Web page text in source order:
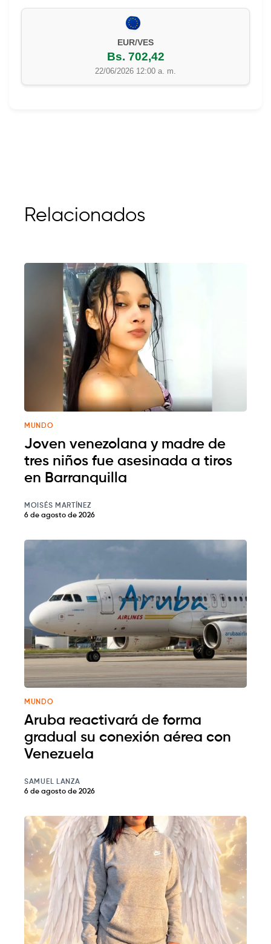
EUR/VES
Bs. 702,42
22/06/2026 12:00 a. m.
Relacionados
MUNDO
Joven venezolana y madre de
tres niños fue asesinada a tiros
en Barranquilla
MOISÉS MARTÍNEZ
6 de agosto de 2026
MUNDO
Aruba reactivará de forma
gradual su conexión aérea con
Venezuela
SAMUEL LANZA
6 de agosto de 2026